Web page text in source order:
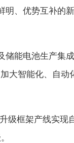
明、优势互补的
储能电池生产集
大智能化、自动
级框架产线实现